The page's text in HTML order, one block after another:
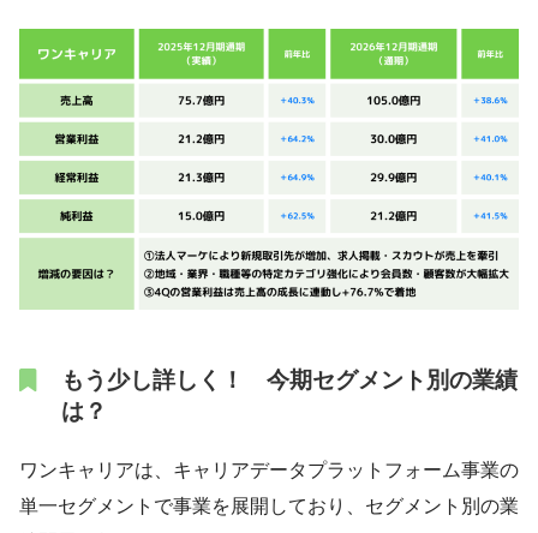
もう少し詳しく！ 今期セグメント別の業績
は？
ワンキャリアは、キャリアデータプラットフォーム事業の
単一セグメントで事業を展開しており、セグメント別の業